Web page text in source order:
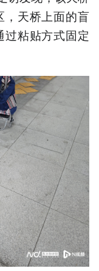
，天桥上面的盲
粘贴方式固定